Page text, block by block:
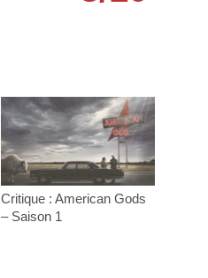
Critique : American Gods
– Saison 1